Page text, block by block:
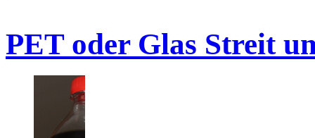
PET oder Glas Streit